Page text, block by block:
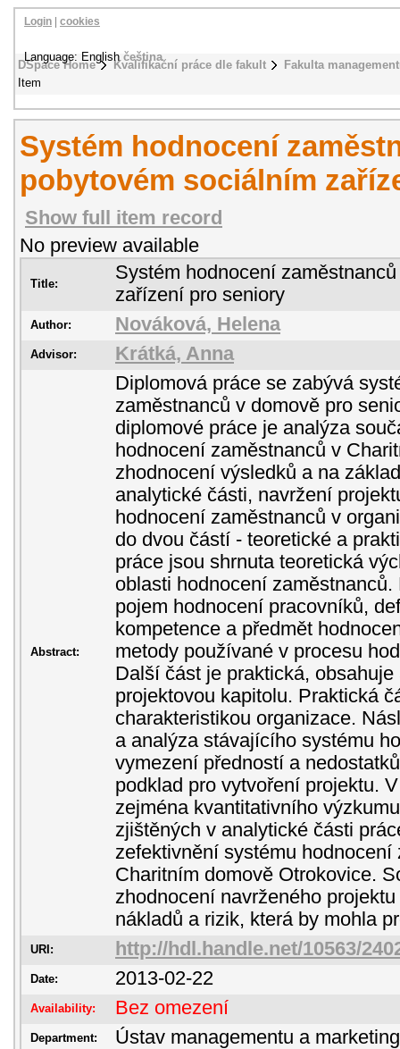
DSpace Home Kvalifikační práce dle fakult
Fakulta
Item
Login cookies
Language: Englishčeština
Systém hodnocení
pobytovém sociálním
Show full item record
No preview available
Title:
Systém hodnocení
zařízení pro seniory
Author: Nováková, Helena
Advisor: Krátká, Anna
Abstract:
Diplomová práce se zabývá
zaměstnanců v domově pro
diplomové práce je analýza
hodnocení zaměstnanců v
zhodnocení výsledků a na
analytické části, navržení
hodnocení zaměstnanců v
do dvou částí - teoretické a
práce jsou shrnuta teoretická
oblasti hodnocení
pojem hodnocení pracovníků,
kompetence a předmět
metody používané v procesu
Další část je praktická,
projektovou kapitolu. Praktická
charakteristikou organizace.
a analýza stávajícího systému
vymezení předností a
podklad pro vytvoření projektu.
zejména kvantitativního
zjištěných v analytické části
zefektivnění systému hodnocení
Charitním domově Otrokovice.
zhodnocení navrženého
nákladů a rizik, která by mohla
URI: http://hdl.handle.net/10563/
Date: 2013-02-22
Availability: Bez omezení
Department: Ústav managementu a